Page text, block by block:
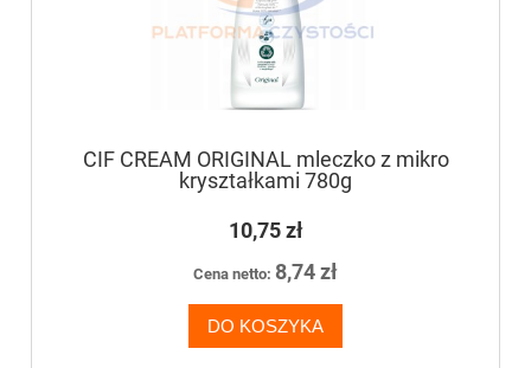
CIF CREAM ORIGINAL mleczko z mikro
kryształkami 780g
10,75 zł
Cena netto: 8,74 zł
DO KOSZYKA